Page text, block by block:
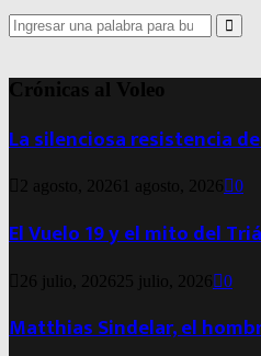
Search
for:
Crónicas al Voleo
La silenciosa resistencia
2 agosto, 2026 1 agosto, 2026 0
El Vuelo 19 y el mito del
26 julio, 2026 25 julio, 2026 0
Matthias Sindelar, el